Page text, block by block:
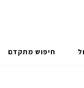
חיפוש מתקדם